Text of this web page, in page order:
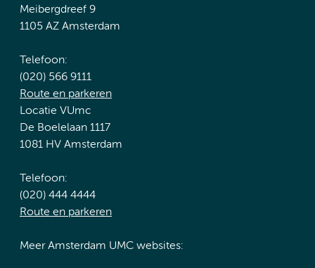
Meibergdreef 9
1105 AZ Amsterdam
Telefoon:
(020) 566 9111
Route en parkeren
Locatie VUmc
De Boelelaan 1117
1081 HV Amsterdam
Telefoon:
(020) 444 4444
Route en parkeren
Meer Amsterdam UMC websites: